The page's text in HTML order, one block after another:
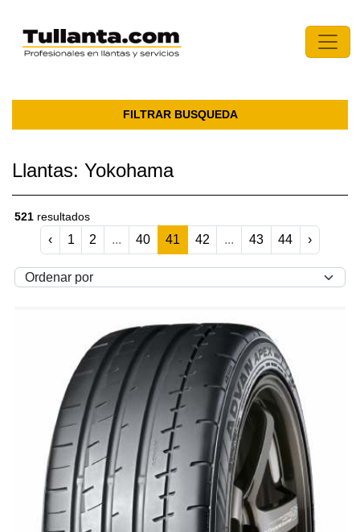
FILTRAR BUSQUEDA
Llantas: Yokohama
521 resultados
‹ 1 2 ... 40 41 42 ... 43 44 ›